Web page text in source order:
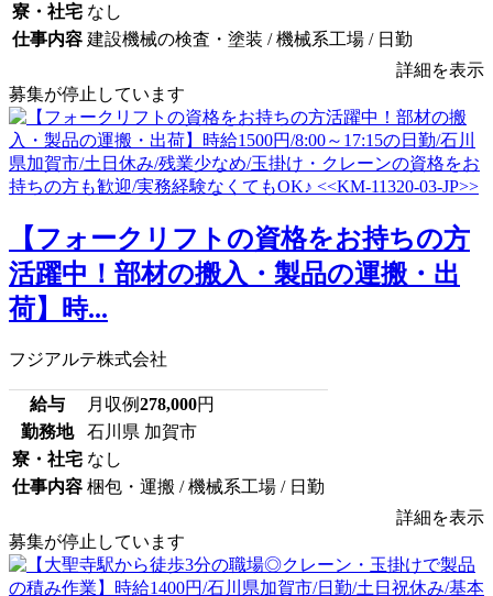
寮・社宅 なし
仕事内容 建設機械の検査・塗装 / 機械系工場 / 日勤
詳細を表示
募集が停止しています
【フォークリフトの資格をお持ちの方
活躍中！部材の搬入・製品の運搬・出
荷】時...
フジアルテ株式会社
給与 月収例278,000円
勤務地
石川県 加賀市
寮・社宅 なし
仕事内容 梱包・運搬 / 機械系工場 / 日勤
詳細を表示
募集が停止しています